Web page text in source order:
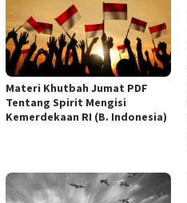
Materi Khutbah Jumat PDF
Tentang Spirit Mengisi
Kemerdekaan RI (B. Indonesia)